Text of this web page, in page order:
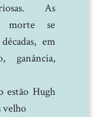
As
morte se
em
ganância,
estão Hugh
velho